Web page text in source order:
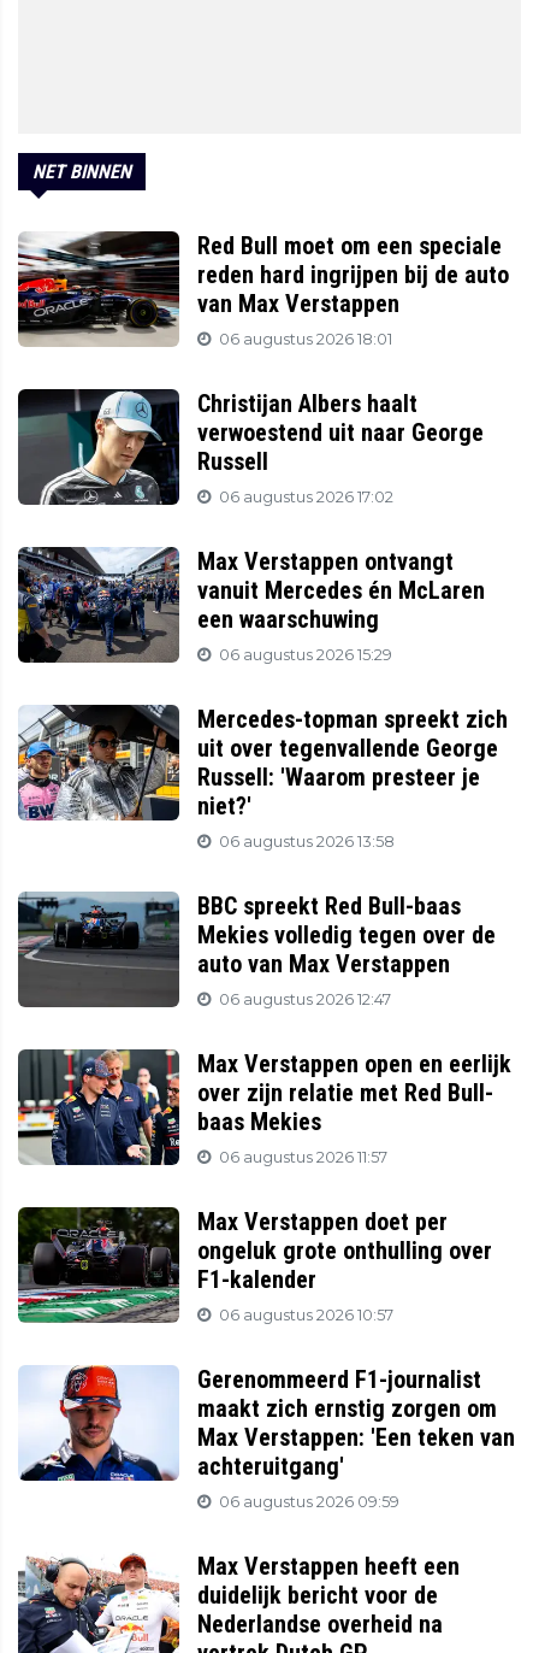
NET BINNEN
Red Bull moet om een speciale
reden hard ingrijpen bij de auto
van Max Verstappen
06 augustus 2026 18:01
Christijan Albers haalt
verwoestend uit naar George
Russell
06 augustus 2026 17:02
Max Verstappen ontvangt
vanuit Mercedes én McLaren
een waarschuwing
06 augustus 2026 15:29
Mercedes-topman spreekt zich
uit over tegenvallende George
Russell: 'Waarom presteer je
niet?'
06 augustus 2026 13:58
BBC spreekt Red Bull-baas
Mekies volledig tegen over de
auto van Max Verstappen
06 augustus 2026 12:47
Max Verstappen open en eerlijk
over zijn relatie met Red Bull-
baas Mekies
06 augustus 2026 11:57
Max Verstappen doet per
ongeluk grote onthulling over
F1-kalender
06 augustus 2026 10:57
Gerenommeerd F1-journalist
maakt zich ernstig zorgen om
Max Verstappen: 'Een teken van
achteruitgang'
06 augustus 2026 09:59
Max Verstappen heeft een
duidelijk bericht voor de
Nederlandse overheid na